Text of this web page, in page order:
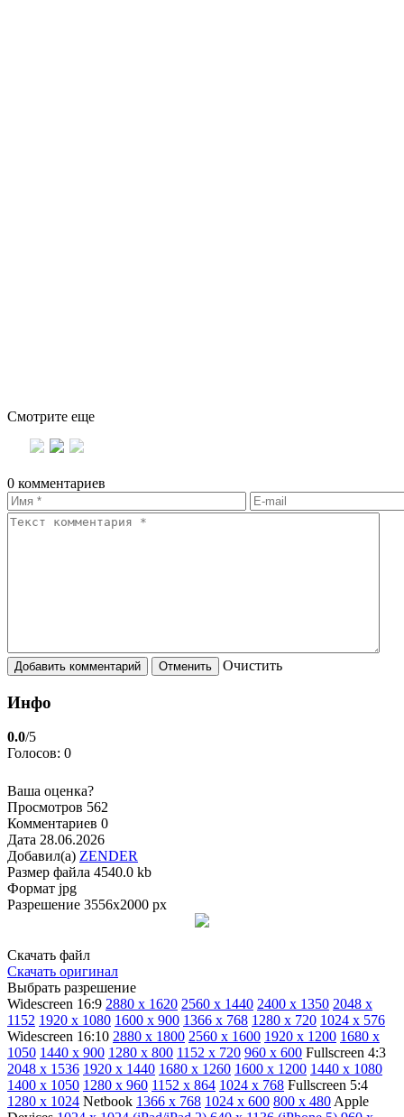
Смотрите еще
0 комментариев
Oчистить
Инфо
0.0/5
Голосов: 0
Ваша оценка?
Просмотров 562
Комментариев 0
Дата 28.06.2026
Добавил(а) ZENDER
Размер файла 4540.0 kb
Формат jpg
Разрешение 3556x2000 px
Скачать файл
Скачать оригинал
Выбрать разрешение
Widescreen 16:9 2880 x 1620 2560 x 1440 2400 x 1350 2048 x
1152 1920 x 1080 1600 x 900 1366 x 768 1280 x 720 1024 x 576
Widescreen 16:10 2880 x 1800 2560 x 1600 1920 x 1200 1680 x
1050 1440 x 900 1280 x 800 1152 x 720 960 x 600 Fullscreen 4:3
2048 x 1536 1920 x 1440 1680 x 1260 1600 x 1200 1440 x 1080
1400 x 1050 1280 x 960 1152 x 864 1024 x 768 Fullscreen 5:4
1280 x 1024 Netbook 1366 x 768 1024 x 600 800 x 480 Apple